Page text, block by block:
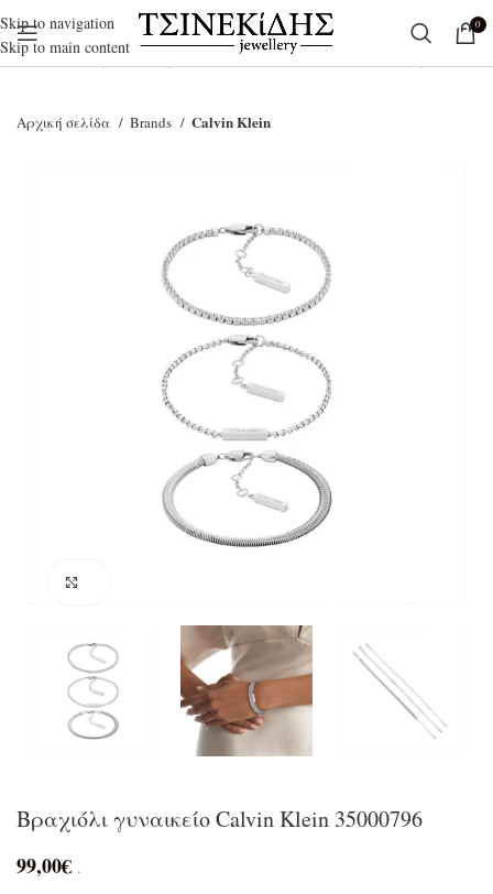
Skip to navigation
Skip to main content
0
Αρχική σελίδα Brands Calvin Klein
Βραχιόλι γυναικείο Calvin Klein 35000796
99,00€ .
Ξεκινήστε να γράφετε για να βρείτε τα προϊόντα που αναζητάτε.